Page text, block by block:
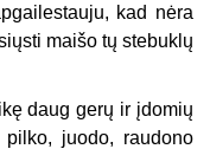
kad nėra
maišo tų stebuklų
daug gerų ir įdomių
juodo, raudono